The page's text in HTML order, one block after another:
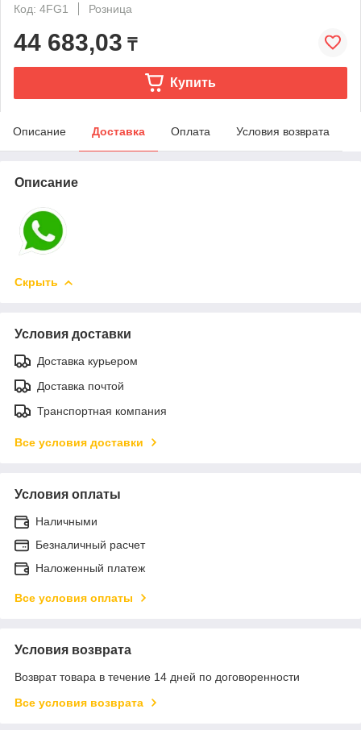
Код: 4FG1
Розница
44 683,03 ₸
Купить
Описание Доставка Оплата Условия возврата
Описание
Скрыть
Условия доставки
Доставка курьером
Доставка почтой
Транспортная компания
Все условия доставки
Условия оплаты
Наличными
Безналичный расчет
Наложенный платеж
Все условия оплаты
Условия возврата
Возврат товара в течение 14 дней по договоренности
Все условия возврата